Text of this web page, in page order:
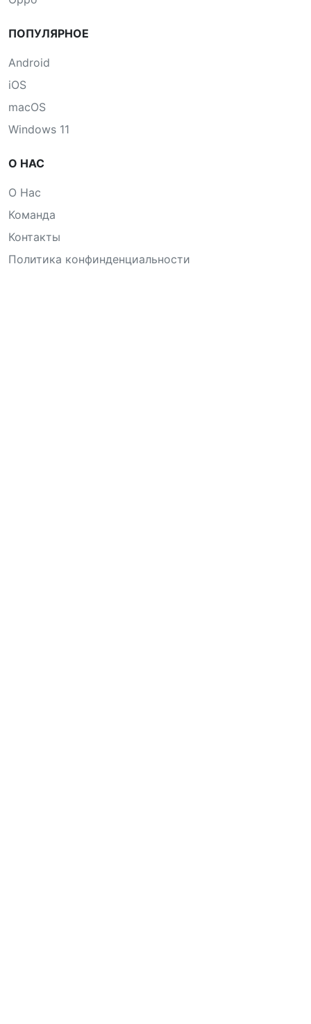
ПОПУЛЯРНОЕ
Android
iOS
macOS
Windows 11
О НАС
О Нас
Команда
Контакты
Политика конфинденциальности